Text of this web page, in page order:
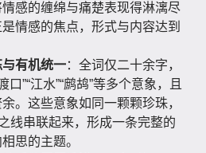
感的缠绵与痛楚表现得淋漓尽
情感的焦点，形式与内容达到
有机统一：全词仅二十余字，
口”“江水”“鹧鸪”等多个意象，且
。这些意象如同一颗颗珍珠，
线串联起来，形成一条完整的
思的主题。